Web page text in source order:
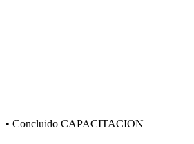
• Concluido CAPACITACION